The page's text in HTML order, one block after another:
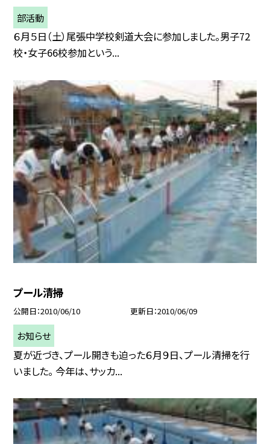
部活動
６月５日（土）尾張中学校剣道大会に参加しました。男子72
校・女子66校参加という...
プール清掃
公開日 2010/06/10 更新日 2010/06/09
お知らせ
夏が近づき、プール開きも迫った６月９日、プール清掃を行
いました。 今年は、サッカ...